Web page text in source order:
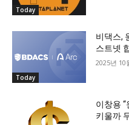
Today
Today
비댁스,
스트넷
2025년 10
이창용
키울까